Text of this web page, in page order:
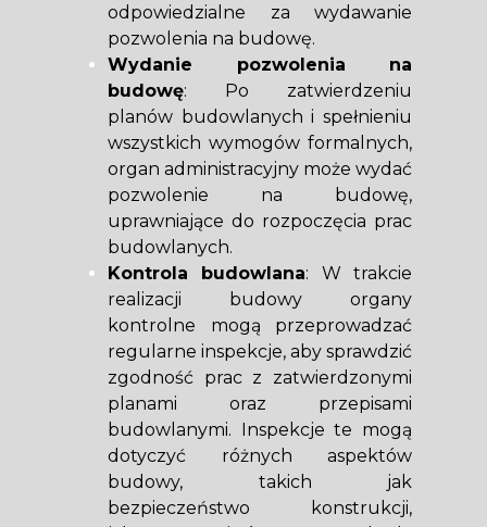
odpowiedzialne za wydawanie
pozwolenia na budowę.
Wydanie pozwolenia na
budowę: Po zatwierdzeniu
planów budowlanych i spełnieniu
wszystkich wymogów formalnych,
organ administracyjny może wydać
pozwolenie na budowę,
uprawniające do rozpoczęcia prac
budowlanych.
Kontrola budowlana: W trakcie
realizacji budowy organy
kontrolne mogą przeprowadzać
regularne inspekcje, aby sprawdzić
zgodność prac z zatwierdzonymi
planami oraz przepisami
budowlanymi. Inspekcje te mogą
dotyczyć różnych aspektów
budowy, takich jak
bezpieczeństwo konstrukcji,